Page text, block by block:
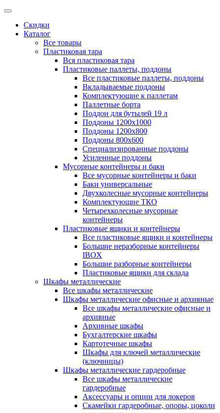
Скидки
Каталог
Все товары
Пластиковая тара
Вся пластиковая тара
Пластиковые паллеты, поддоны
Все пластиковые паллеты, поддоны
Вкладываемые поддоны
Комплектующие к паллетам
Паллетные борта
Поддон для бутылей 19 л
Поддоны 1200х1000
Поддоны 1200х800
Поддоны 800х600
Специализированные поддоны
Усиленные поддоны
Мусорные контейнеры и баки
Все мусорные контейнеры и баки
Баки универсальные
Двухколесные мусорные контейнеры
Комплектующие ТКО
Четырехколесные мусорные
контейнеры
Пластиковые ящики и контейнеры
Все пластиковые ящики и контейнеры
Большие неразборные контейнеры
IBOX
Большие разборные контейнеры
Пластиковые ящики для склада
Шкафы металлические
Все шкафы металлические
Шкафы металлические офисные и архивные
Все шкафы металлические офисные и
архивные
Архивные шкафы
Бухгалтерские шкафы
Картотечные шкафы
Шкафы для ключей металлические
(ключницы)
Шкафы металлические гардеробные
Все шкафы металлические
гардеробные
Аксессуары и опции для локеров
Скамейки гардеробные, опоры, цоколи